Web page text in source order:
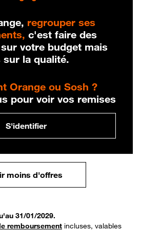
regrouper ses
c'est faire des
votre budget mais
sur la qualité.
Orange ou Sosh ?
pour voir vos remises
S'identifier
moins d'offres
31/01/2029.
remboursement incluses, valables